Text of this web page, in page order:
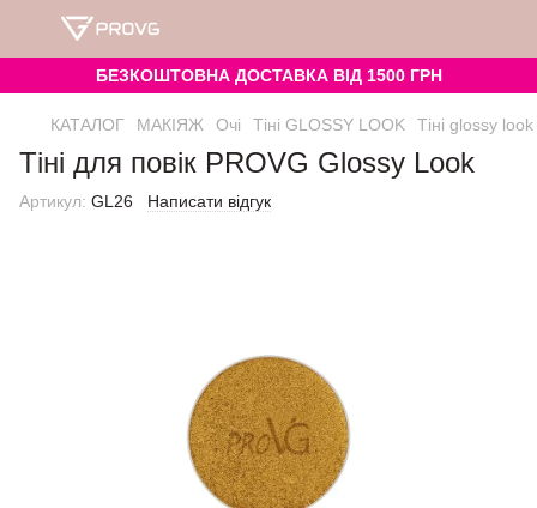
БЕЗКОШТОВНА ДОСТАВКА ВІД 1500 ГРН
КАТАЛОГ МАКІЯЖ Очі Тіні GLOSSY LOOK Тіні glossy
Тіні для повік PROVG Glossy Look
Артикул: GL26 Написати відгук